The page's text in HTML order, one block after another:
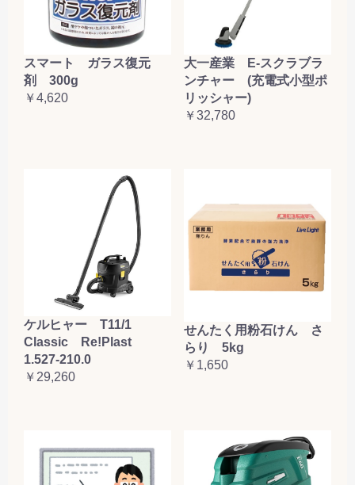
スマート ガラス復元
剤 300g
￥4,620
大一産業 E-スクラブラ
ンチャー (充電式小型ポ
リッシャー)
￥32,780
ケルヒャー T11/1
Classic Re!Plast
1.527-210.0
￥29,260
せんたく用粉石けん さ
らり 5kg
￥1,650